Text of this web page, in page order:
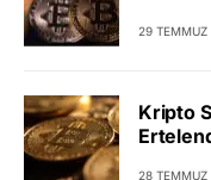
29
Kripto
28